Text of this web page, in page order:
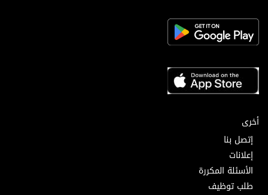
أخرى
إتصل بنا
إعلانات
الأسئلة المكررة
طلب توظيف